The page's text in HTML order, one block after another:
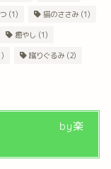
(1) 猫のささみ (1)
癒やし (1)
蹴りぐるみ (2)
by楽